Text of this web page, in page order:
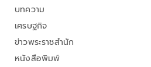
บทความ
เศรษฐกิจ
ข่าวพระราชสำนัก
หนังสือพิมพ์